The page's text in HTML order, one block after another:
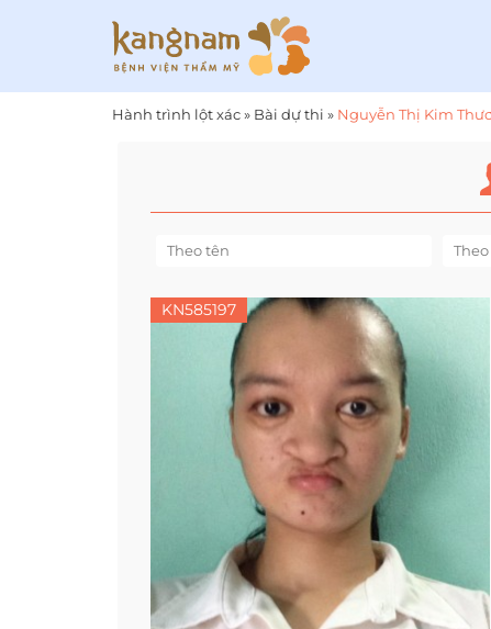
Hành trình lột xác» Bài dự thi » Nguyễn Thị Kim
KN585197